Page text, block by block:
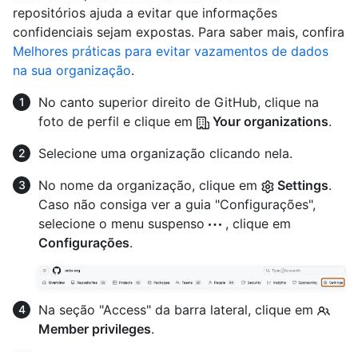
repositórios ajuda a evitar que informações
confidenciais sejam expostas. Para saber mais, confira
Melhores práticas para evitar vazamentos de dados
na sua organização.
No canto superior direito de GitHub, clique na
foto de perfil e clique em
Your organizations.
Selecione uma organização clicando nela.
No nome da organização, clique em
Settings.
Caso não consiga ver a guia "Configurações",
selecione o menu suspenso
, clique em
Configurações.
Na seção "Access" da barra lateral, clique em
Member privileges.